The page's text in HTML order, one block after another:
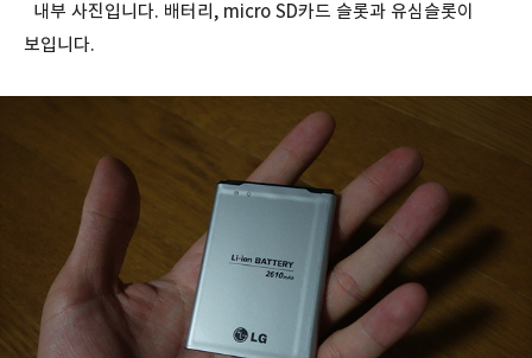
내부 사진입니다. 배터리, micro SD카드 슬롯과 유심슬롯이
보입니다.